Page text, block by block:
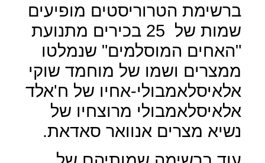
ברשימת הטרוריסטים מופיעים
שמות של
25 בכירים מתנועת
"האחים המוסלמים" שנמלטו
ממצרים ושמו של מוחמד שוקי
אלאיסלאמבולי-אחיו של ח'אלד
אלאיסלאמבולי מרוצחיו של
נשיא מצרים אנוואר סאדאת.